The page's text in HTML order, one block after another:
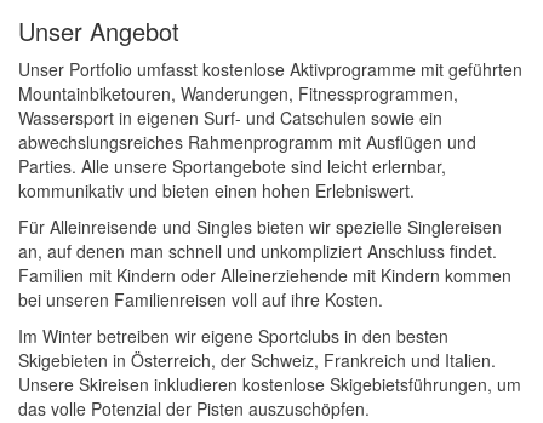
Unser Angebot
Unser Portfolio umfasst kostenlose Aktivprogramme mit geführten
Mountainbiketouren, Wanderungen, Fitnessprogrammen,
Wassersport in eigenen Surf- und Catschulen sowie ein
abwechslungsreiches Rahmenprogramm mit Ausflügen und
Parties. Alle unsere Sportangebote sind leicht erlernbar,
kommunikativ und bieten einen hohen Erlebniswert.
Für Alleinreisende und Singles bieten wir spezielle Singlereisen
an, auf denen man schnell und unkompliziert Anschluss findet.
Familien mit Kindern oder Alleinerziehende mit Kindern kommen
bei unseren Familienreisen voll auf ihre Kosten.
Im Winter betreiben wir eigene Sportclubs in den besten
Skigebieten in Österreich, der Schweiz, Frankreich und Italien.
Unsere Skireisen inkludieren kostenlose Skigebietsführungen, um
das volle Potenzial der Pisten auszuschöpfen.